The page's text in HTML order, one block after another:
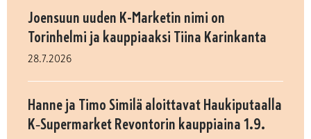
Joensuun uuden K-Marketin nimi on
Torinhelmi ja kauppiaaksi Tiina Karinkanta
28.7.2026
Hanne ja Timo Similä aloittavat Haukiputaalla
K‑Supermarket Revontorin kauppiaina 1.9.